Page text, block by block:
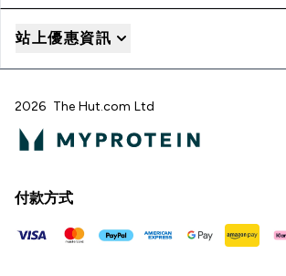
站上優惠資訊
2026 The Hut.com Ltd
付款方式